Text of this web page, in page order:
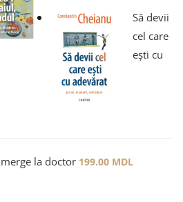
Să devii
cel care
ești cu
la doctor 199.00 MDL